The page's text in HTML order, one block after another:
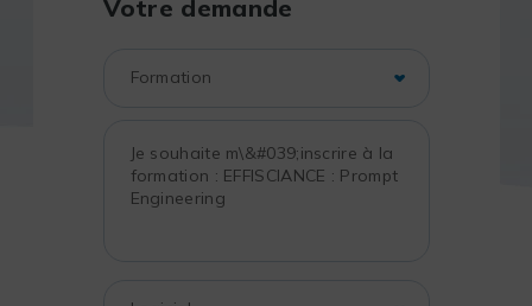
Votre demande